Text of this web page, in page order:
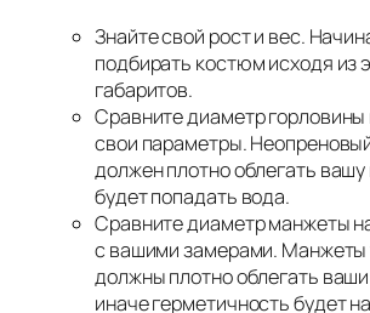
Знайте свой рост и вес.
подбирать костюм исходя из
габаритов.
Сравните диаметр
свои параметры.
должен плотно облегать
будет попадать вода.
Сравните диаметр манжеты
с вашими замерами. Манжеты
должны плотно облегать
иначе герметичность будет